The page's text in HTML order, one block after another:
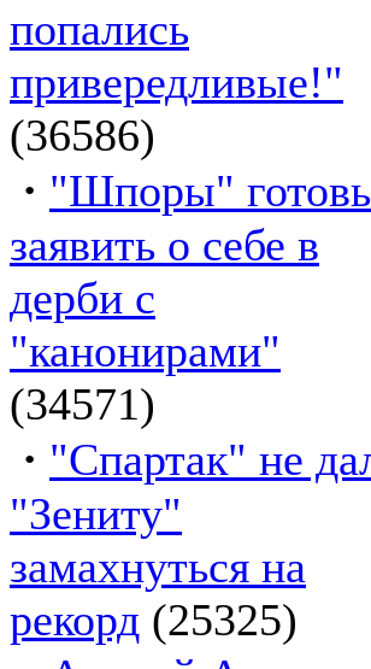
попались
привередливые!"
(36586)
· "Шпоры"
заявить о себе в
дерби с
"канонирами"
(34571)
· "Спартак" не
"Зениту"
замахнуться на
рекорд (25325)